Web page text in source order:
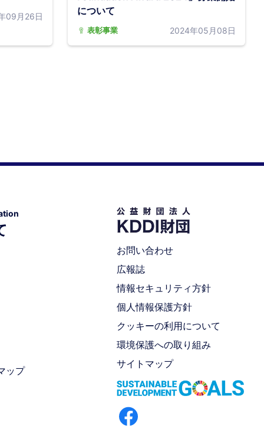
09月26日
について
表彰事業 2024年05月08日
ップ
お問い合わせ
広報誌
情報セキュリティ方針
個人情報保護方針
クッキーの利用について
環境保護への取り組み
サイトマップ